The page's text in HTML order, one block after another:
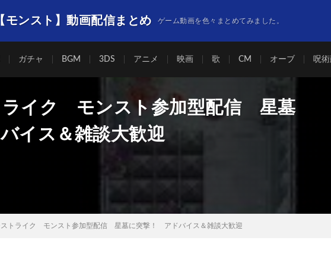
モンスト】動画配信まとめ ゲーム動画を色々まとめてみました。
ガチャ BGM 3DS アニメ 映画 歌 CM オーブ 呪
ライク モンスト参加型配信 星墓
イス＆雑談大歓迎
ストライク モンスト参加型配信 星墓に突撃！ アドバイス＆雑談大歓迎